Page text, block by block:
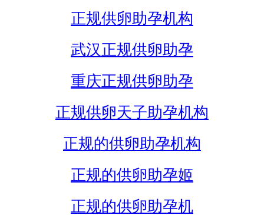
正规供卵助孕机构
武汉正规供卵助孕
重庆正规供卵助孕
正规供卵天子助孕机构
正规的供卵助孕机构
正规的供卵助孕姬
正规的供卵助孕机